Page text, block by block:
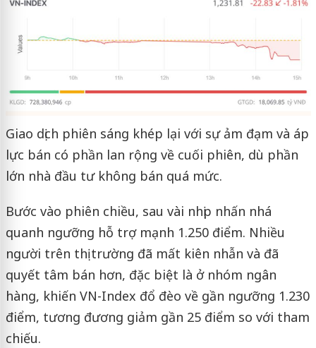
Giao dịch phiên sáng khép lại với sự ảm đạm và áp
lực bán có phần lan rộng về cuối phiên, dù phần
lớn nhà đầu tư không bán quá mức.
Bước vào phiên chiều, sau vài nhịp nhấn nhá
quanh ngưỡng hỗ trợ mạnh 1.250 điểm. Nhiều
người trên thị trường đã mất kiên nhẫn và đã
quyết tâm bán hơn, đặc biệt là ở nhóm ngân
hàng, khiến VN-Index đổ đèo về gần ngưỡng 1.230
điểm, tương đương giảm gần 25 điểm so với tham
chiếu.